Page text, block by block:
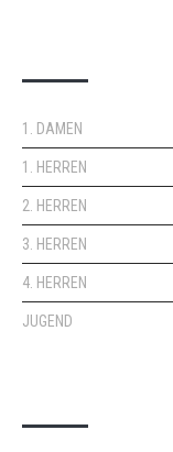
1. DAMEN
1. HERREN
2. HERREN
3. HERREN
4. HERREN
JUGEND